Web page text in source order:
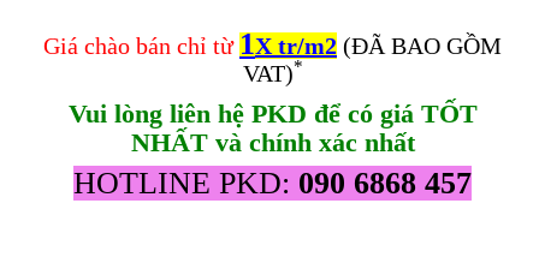
Giá chào bán chỉ từ1X tr/m2 (ĐÃ BAO GỒM
VAT)*
Vui lòng liên hệ PKD để có giá TỐT
NHẤT và chính xác nhất
HOTLINE PKD: 090 6868 457